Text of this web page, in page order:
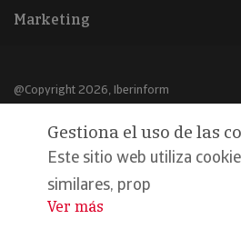
Marketing
@Copyright 2026, Iberinform
Aviso legal
Política de cookies
Declaración de privacidad
Gestiona el uso de las
Este sitio web utiliza
similares, prop
...
Ver más